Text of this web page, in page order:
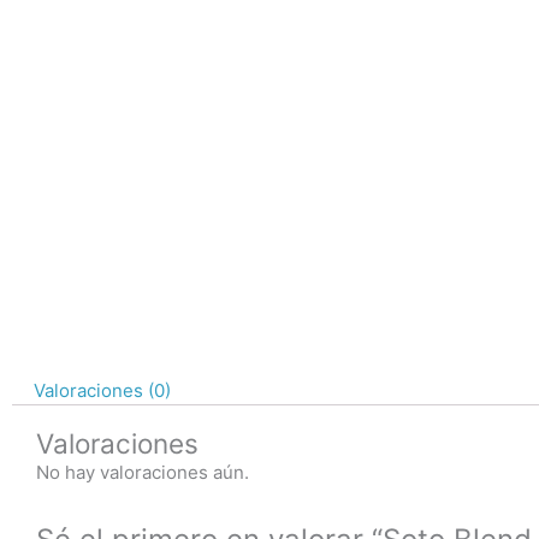
Valoraciones (0)
Valoraciones
No hay valoraciones aún.